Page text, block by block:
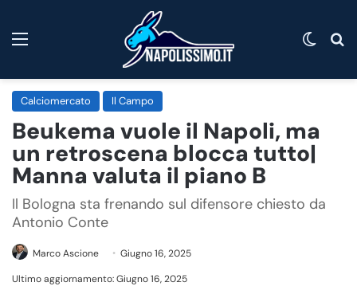
Calciomercato Il Campo
Beukema vuole il Napoli, ma
un retroscena blocca tutto|
Manna valuta il piano B
Il Bologna sta frenando sul difensore chiesto da
Antonio Conte
Marco Ascione
Giugno 16, 2025
Ultimo aggiornamento: Giugno 16, 2025